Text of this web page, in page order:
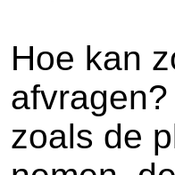
Hoe kan
zoals de